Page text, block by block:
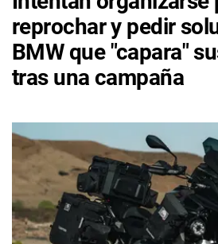
reprochar y pedir
BMW que "capara"
tras una campaña